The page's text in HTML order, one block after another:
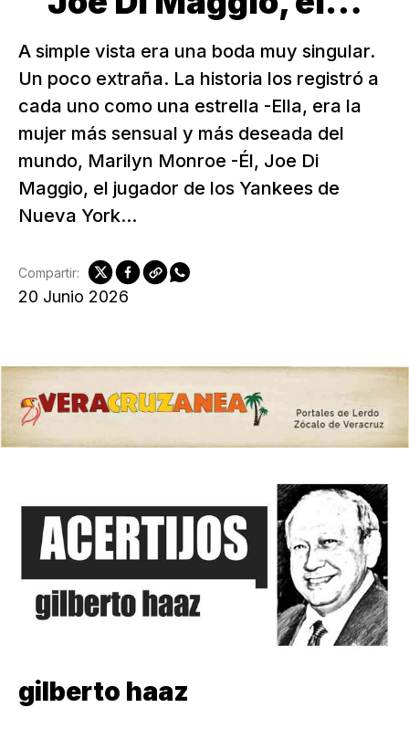
A simple vista era una boda muy singular.
Un poco extraña. La historia los registró a
cada uno como una estrella -Ella, era la
mujer más sensual y más deseada del
mundo, Marilyn Monroe -Él, Joe Di
Maggio, el jugador de los Yankees de
Nueva York...
20 Junio 2026
Compartir:
gilberto haaz